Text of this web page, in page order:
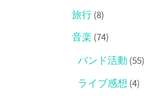
旅行(8)
音楽 (74)
バンド活動 (55)
ライブ感想 (4)